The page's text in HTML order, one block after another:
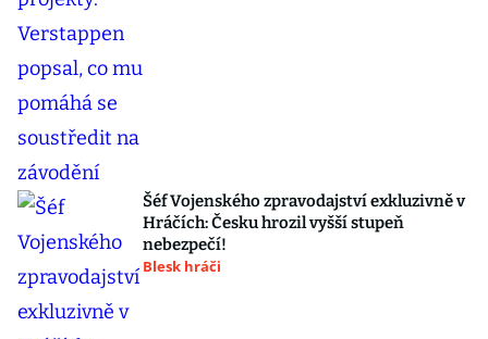
Šéf Vojenského zpravodajství exkluzivně v
Hráčích: Česku hrozil vyšší stupeň
nebezpečí!
Blesk hráči